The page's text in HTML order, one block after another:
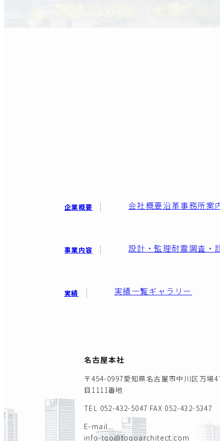
企業概要 会社概要沿革事務所案
事業内容 設計・監理耐震調査・
実績 実績一覧ギャラリー
名古屋本社
〒454-0997愛知県名古屋市中川区万場
目1111番地
TEL 052-432-5047 FAX 052-432-5347
E-mail
info-tqo@toqoarchitect.com